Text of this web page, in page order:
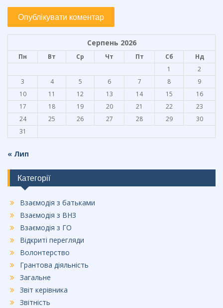
Серпень 2026
Пн Вт Ср Чт Пт Сб
Нд
1
2
3
4 5 6 7 8
9
10
11 12 13 14 15
16
17
18 19 20 21 22
23
24
25 26 27 28 29
30
31
« Лип
Категорії
Взаємодія з батьками
Взаємодія з ВНЗ
Взаємодія з ГО
Відкриті перегляди
Волонтерство
Грантова діяльність
Загальне
Звіт керівника
Звітність